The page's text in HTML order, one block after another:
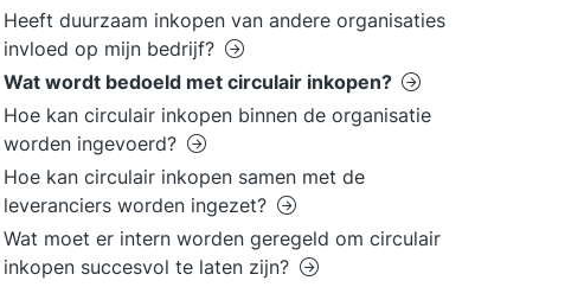
Heeft duurzaam inkopen van andere organisaties
invloed op mijn bedrijf?
Wat wordt bedoeld met circulair inkopen?
Hoe kan circulair inkopen binnen de organisatie
worden ingevoerd?
Hoe kan circulair inkopen samen met de
leveranciers worden ingezet?
Wat moet er intern worden geregeld om circulair
inkopen succesvol te laten zijn?